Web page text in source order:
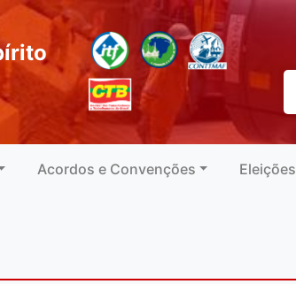
Acordos e Convenções Eleições